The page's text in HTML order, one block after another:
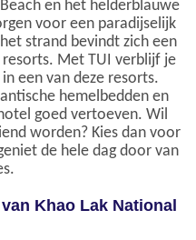
en het helderblauwe
voor een paradijselijk
strand bevindt zich een
Met TUI verblijf je
een van deze resorts.
hemelbedden en
goed vertoeven. Wil
worden? Kies dan voor
de hele dag door van
Khao Lak National